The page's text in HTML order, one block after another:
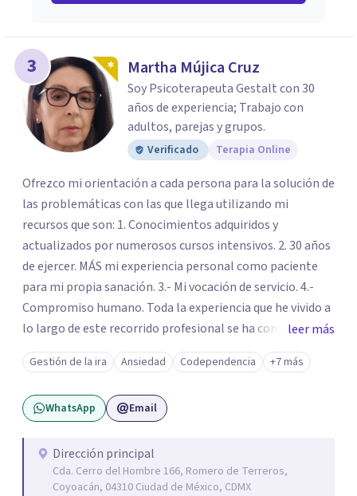
3 Martha Mújica Cruz
Soy Psicoterapeuta Gestalt con 30
años de experiencia; Trabajo con
adultos, parejas y grupos.
Verificado Terapia Online
Ofrezco mi orientación a cada persona para la solución de
las problemáticas con las que llega utilizando mi
recursos que son: 1. Conocimientos adquiridos y
actualizados por numerosos cursos intensivos. 2. 30 años
de ejercer. MÁS mi experiencia personal como paciente
para mi propia sanación. 3.- Mi vocación de servicio. 4.-
Compromiso humano. Toda la experiencia que he vivido a
lo largo de este recorrido profesional se ha convertido en
una forma de vida congruente y satisfactoria en mi, por la
certeza de quien soy y de mis objetivos, que me han dado
el mando de mi existencia y este es mi objetivo para mis
pacientes en un ambiente de compresión y
leer más
Gestión de la ira Ansiedad Codependencia +7 más
WhatsApp Email
Dirección principal
Cda. Cerro del Hombre 166, Romero de Terreros,
Coyoacán, 04310 Ciudad de México, CDMX